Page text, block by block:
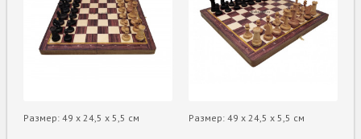
Размер: 49 х 24,5 х 5,5 см Размер: 49 х 24,5 х 5,5 см